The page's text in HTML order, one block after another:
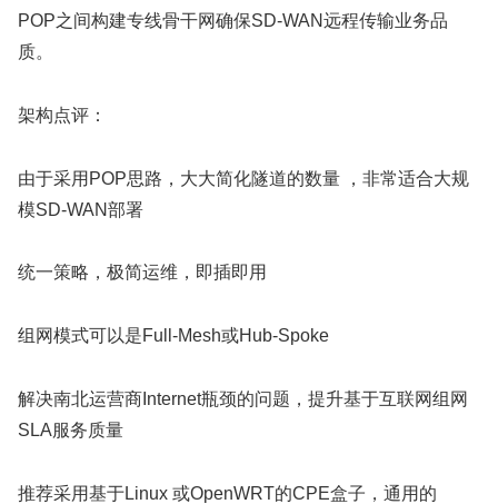
POP之间构建专线骨干网确保SD-WAN远程传输业务品
质。
架构点评：
由于采用POP思路，大大简化隧道的数量 ，非常适合大规
模SD-WAN部署
统一策略，极简运维，即插即用
组网模式可以是Full-Mesh或Hub-Spoke
解决南北运营商Internet瓶颈的问题，提升基于互联网组网
SLA服务质量
推荐采用基于Linux 或OpenWRT的CPE盒子，通用的